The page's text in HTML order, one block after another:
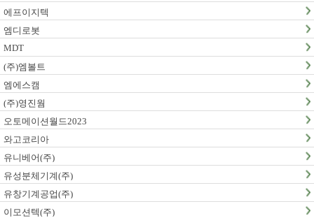
에프이지텍
엠디로봇
MDT
(주)엠볼트
엠에스캠
(주)영진웜
오토메이션월드2023
와고코리아
유니베어(주)
유성분체기계(주)
유창기계공업(주)
이모션텍(주)